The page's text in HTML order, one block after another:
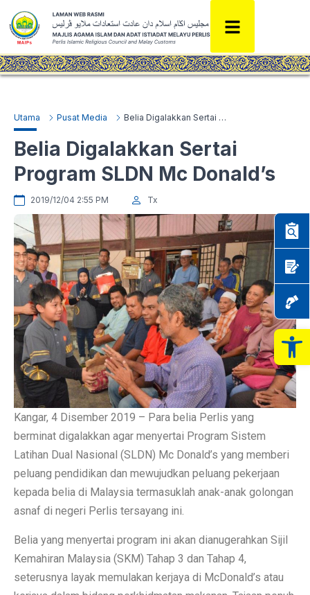
Utama Pusat Media Belia Digalakkan Sertai Program SLDN Mc Donald’s
Belia Digalakkan Sertai
Program SLDN Mc Donald’s
2019/12/04 2:55 PM Tx
Kangar, 4 Disember 2019 – Para belia Perlis yang
berminat digalakkan agar menyertai Program Sistem
Latihan Dual Nasional (SLDN) Mc Donald’s yang memberi
peluang pendidikan dan mewujudkan peluang pekerjaan
kepada belia di Malaysia termasuklah anak-anak golongan
asnaf di negeri Perlis tersayang ini.
Belia yang menyertai program ini akan dianugerahkan Sijil
Kemahiran Malaysia (SKM) Tahap 3 dan Tahap 4,
seterusnya layak memulakan kerjaya di McDonald’s atau